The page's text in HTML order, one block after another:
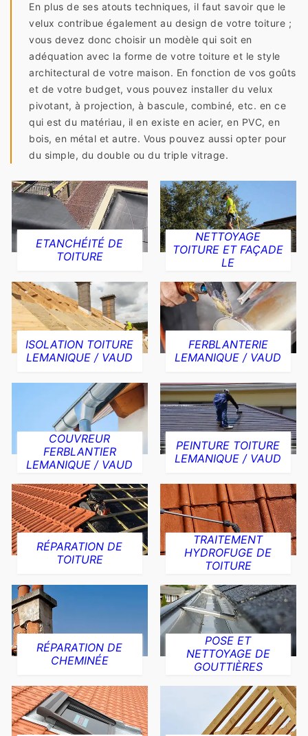
En plus de ses atouts techniques, il faut savoir que le
velux contribue également au design de votre toiture ;
vous devez donc choisir un modèle qui soit en
adéquation avec la forme de votre toiture et le style
architectural de votre maison. En fonction de vos goûts
et de votre budget, vous pouvez installer du velux
pivotant, à projection, à bascule, combiné, etc. en ce
qui est du matériau, il en existe en acier, en PVC, en
bois, en métal et autre. Vous pouvez aussi opter pour
du simple, du double ou du triple vitrage.
ETANCHÉITÉ DE
TOITURE
NETTOYAGE
TOITURE ET FAÇADE
LE
ISOLATION TOITURE
LEMANIQUE / VAUD
FERBLANTERIE
LEMANIQUE / VAUD
COUVREUR
FERBLANTIER
LEMANIQUE / VAUD
PEINTURE TOITURE
LEMANIQUE / VAUD
RÉPARATION DE
TOITURE
TRAITEMENT
HYDROFUGE DE
TOITURE
RÉPARATION DE
CHEMINÉE
POSE ET
NETTOYAGE DE
GOUTTIÈRES